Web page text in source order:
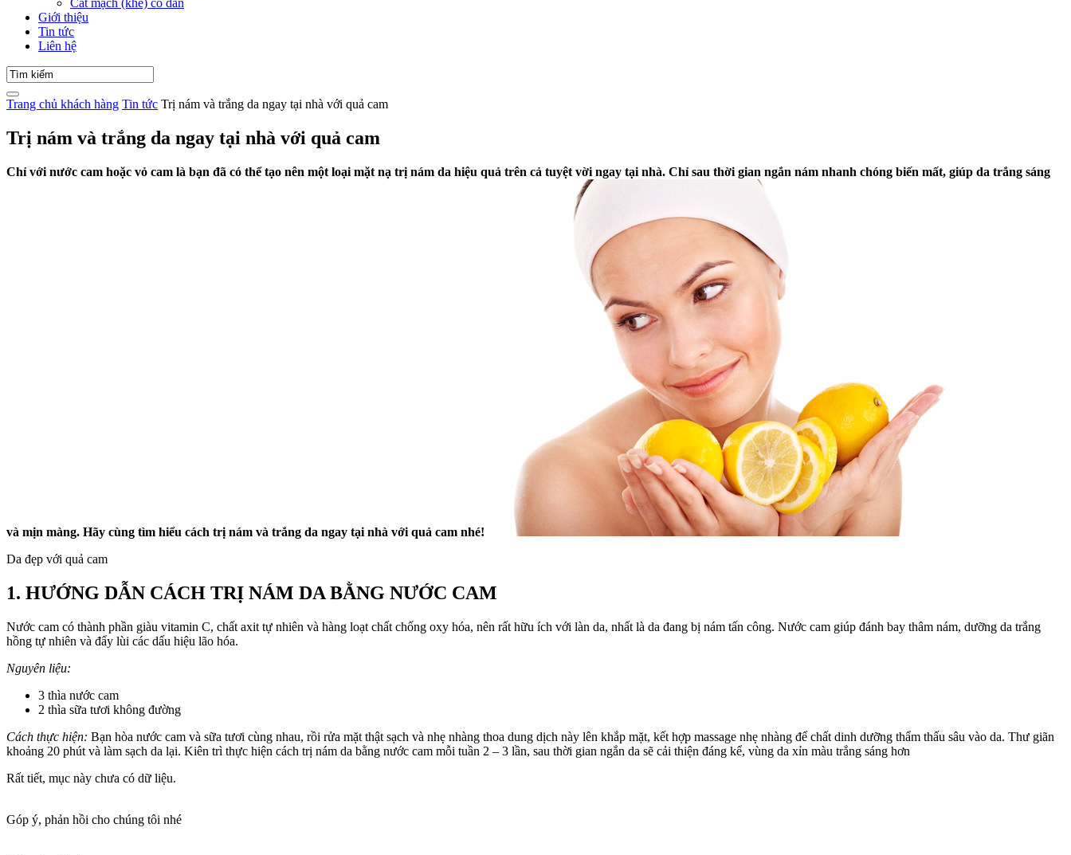
Cắt mạch (khe) co dãn
Giới thiệu
Tin tức
Liên hệ
Trang chủ khách hàng Tin tức Trị nám và trắng da ngay tại nhà với quả cam
Trị nám và trắng da ngay tại nhà với quả cam
Chỉ với nước cam hoặc vỏ cam là bạn đã có thể tạo nên một loại mặt nạ trị nám da hiệu quả trên cả tuyệt vời ngay tại nhà. Chỉ sau thời gian ngắn nám nhanh chóng biến mất, giúp da trắng sáng
và mịn màng. Hãy cùng tìm hiểu cách trị nám và trắng da ngay tại nhà với quả cam nhé!
Da đẹp với quả cam
1. HƯỚNG DẪN CÁCH TRỊ NÁM DA BẰNG NƯỚC CAM
Nước cam có thành phần giàu vitamin C, chất axit tự nhiên và hàng loạt chất chống oxy hóa, nên rất hữu ích với làn da, nhất là da đang bị nám tấn công. Nước cam giúp đánh bay thâm nám, dưỡng da trắng
hồng tự nhiên và đẩy lùi các dấu hiệu lão hóa.
Nguyên liệu:
3 thìa nước cam
2 thìa sữa tươi không đường
Cách thực hiện: Bạn hòa nước cam và sữa tươi cùng nhau, rồi rửa mặt thật sạch và nhẹ nhàng thoa dung dịch này lên khắp mặt, kết hợp massage nhẹ nhàng để chất dinh dưỡng thẩm thấu sâu vào da. Thư giãn
khoảng 20 phút và làm sạch da lại. Kiên trì thực hiện cách trị nám da bằng nước cam mỗi tuần 2 – 3 lần, sau thời gian ngắn da sẽ cải thiện đáng kể, vùng da xỉn màu trắng sáng hơn
Rất tiết, mục này chưa có dữ liệu.
Góp ý, phản hồi cho chúng tôi nhé